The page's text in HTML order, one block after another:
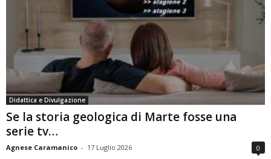
Didattica e Divulgazione
Se la storia geologica di Marte fosse una
serie tv…
Agnese Caramanico - 17 Luglio 2026 0